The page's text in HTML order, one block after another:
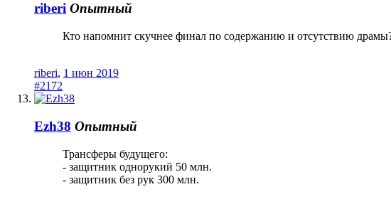
riberi Опытный
Кто напомнит скучнее финал по содержанию и отсутствию
riberi, 1 июн 2019
#2172
Ezh38 Опытный
Трансферы будущего:
- защитник однорукий 50 млн.
- защитник без рук 300 млн.